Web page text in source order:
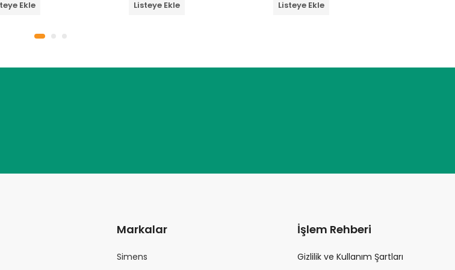
Ekle
üzerinden
Listeye Ekle
üzerinden
Listeye Ekle
Markalar
Simens
İşlem Rehberi
Gizlilik ve Kullanım Şartları